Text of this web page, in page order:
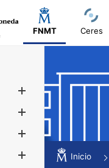
FNMT Ceres
Inicio